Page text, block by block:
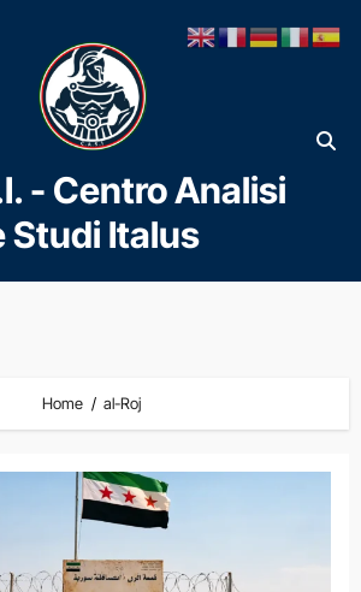
al
contenuto
- Centro Analisi
Studi Italus
Home al-Roj